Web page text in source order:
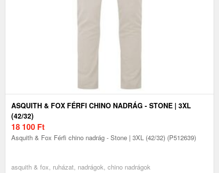
ASQUITH & FOX FÉRFI CHINO NADRÁG - STONE | 3XL
(42/32)
18 100 Ft
Asquith & Fox Férfi chino nadrág - Stone | 3XL (42/32) (P512639)
asquith & fox, ruházat, nadrágok, chino nadrágok